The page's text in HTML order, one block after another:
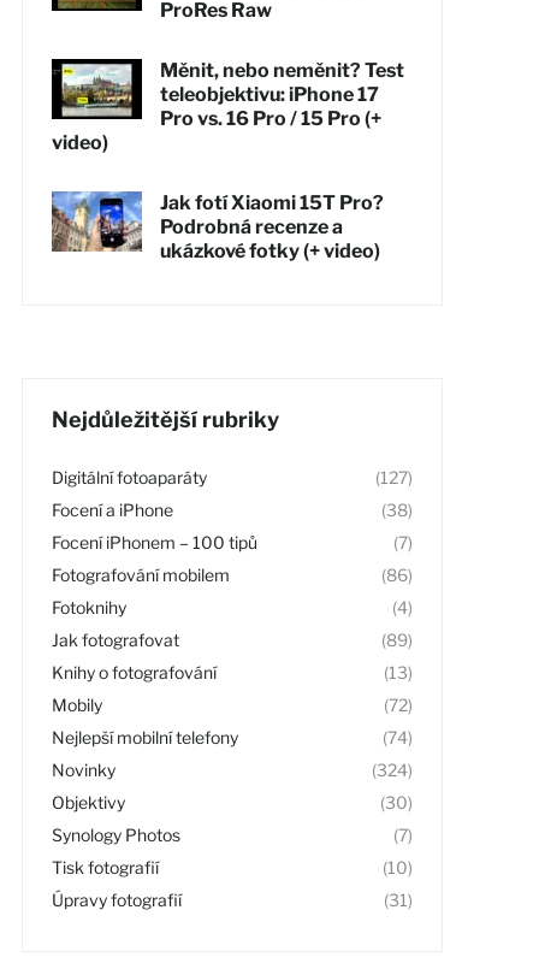
ProRes Raw
Měnit, nebo neměnit? Test
teleobjektivu: iPhone 17
Pro vs. 16 Pro / 15 Pro (+
video)
Jak fotí Xiaomi 15T Pro?
Podrobná recenze a
ukázkové fotky (+ video)
Nejdůležitější rubriky
Digitální fotoaparáty
(127)
Focení a iPhone
(38)
Focení iPhonem – 100 tipů
(7)
Fotografování mobilem
(86)
Fotoknihy
(4)
Jak fotografovat
(89)
Knihy o fotografování
(13)
Mobily
(72)
Nejlepší mobilní telefony
(74)
Novinky
(324)
Objektivy
(30)
Synology Photos
(7)
Tisk fotografií
(10)
Úpravy fotografií
(31)